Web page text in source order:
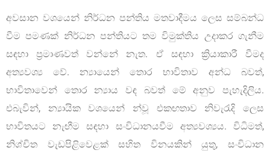
අවසාන වශයෙන් නිර්ධන පන්තිය මතවාදීමය ලෙස සම්බන්ධ
වීම පමණක් නිර්ධන පන්තියට තම විමුක්තිය උදාකර ගැනීම
සඳහා ප්‍රමාණවත් වන්නේ නැත. ඒ සඳහා ක්‍රියාකාරී වීමද
අත්‍යවශ්‍ය වේ. න්‍යායෙන් තොර භාවිතාව අන්ධ බවත්,
භාවිතාවෙන් තොර න්‍යාය වඳ බවත් මේ අනුව පැහැදිලිය.
එබැවින්, න්‍යායික වශයෙන් න්වූ එකඟතාව නිවැරැදි ලෙස
භාවිතයට නැඟීම සඳහා සංවිධානයවීම අත්‍යවශ්‍යය. විධිමත්,
නිශ්චිත වැඩපිළිවෙළක් සහිත විනයකින් යුතු, සංවිධාන